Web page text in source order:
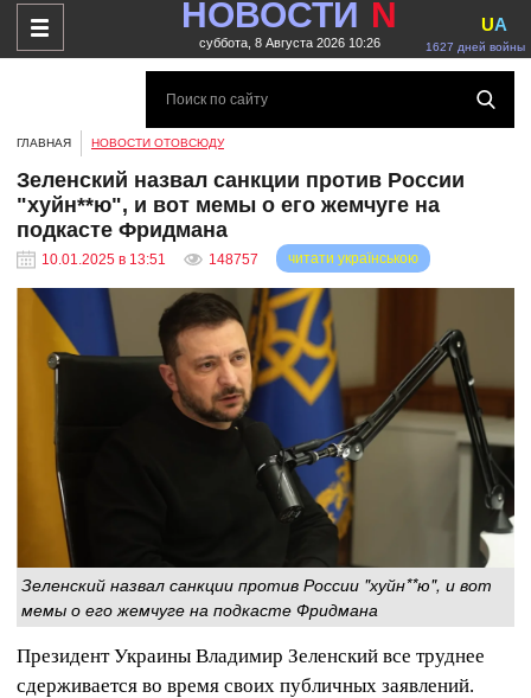
НОВОСТИ N
суббота, 8 Августа 2026 10:26 1627 дней войны
UA
ГЛАВНАЯ НОВОСТИ ОТОВСЮДУ
Зеленский назвал санкции против России
"хуйн**ю", и вот мемы о его жемчуге на
подкасте Фридмана
10.01.2025 в 13:51 148757 читати українською
Зеленский назвал санкции против России "хуйн**ю", и вот
мемы о его жемчуге на подкасте Фридмана
Президент Украины Владимир Зеленский все труднее
сдерживается во время своих публичных заявлений.